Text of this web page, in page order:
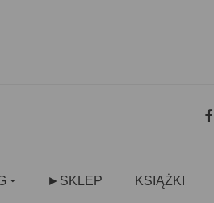
►SKLEP KSIĄŻKI